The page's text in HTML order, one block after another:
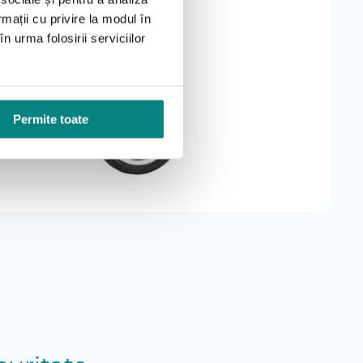
cu privire la modul în
urma folosirii serviciilor
Permite toate
și elementelor de fixare. Întreținerea corectă
condițiilor producătorului. Garanția nu acoperă